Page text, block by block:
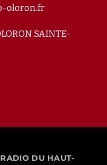
oloron.fr
SAINTE-
DU HAUT-